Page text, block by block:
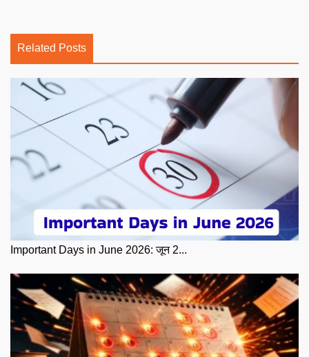
Related Posts
Important Days in June 2026: जून 2...